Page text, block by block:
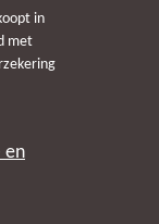
in
met
en